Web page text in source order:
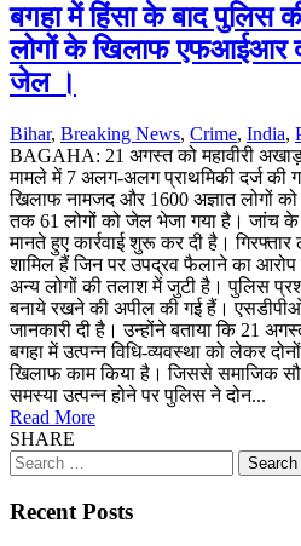
बगहा में हिंसा के बाद पुलिस
लोगों के खिलाफ एफआईआर
जेल ।
Bihar, Breaking News, Crime, India,
BAGAHA: 21 अगस्त को महावीरी
मामले में 7 अलग-अलग प्राथमिकी दर्ज
खिलाफ नामजद और 1600 अज्ञात लोगों
तक 61 लोगों को जेल भेजा गया है। जांच के
मानते हुए कार्रवाई शुरू कर दी है।
शामिल हैं जिन पर उपद्रव फैलाने का
अन्य लोगों की तलाश में जुटी है। पुलिस
बनाये रखने की अपील की गई हैं।
जानकारी दी है। उन्होंने बताया कि 21
बगहा में उत्पन्न विधि-व्यवस्था को लेकर
खिलाफ काम किया है। जिससे समाजिक
समस्या उत्पन्न होने पर पुलिस ने दोन...
Read More
SHARE
Search
for:
Recent Posts